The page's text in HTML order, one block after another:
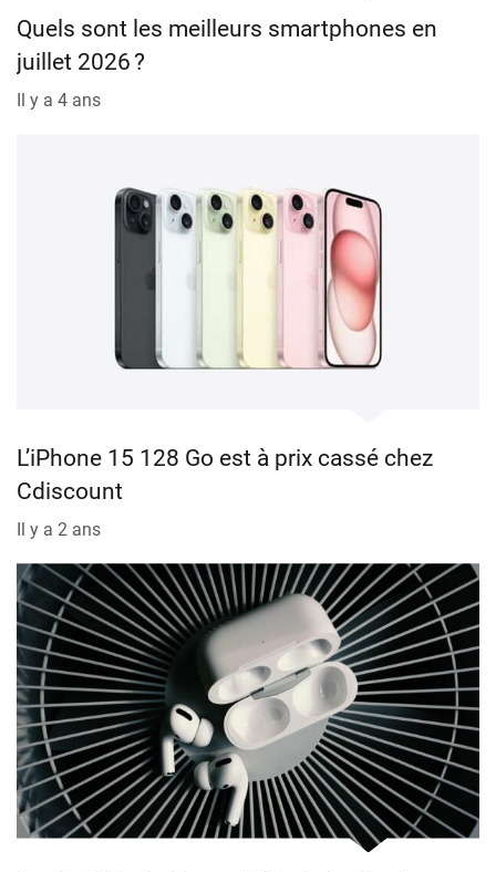
Quels sont les meilleurs smartphones en
juillet 2026 ?
Il y a 4 ans
L’iPhone 15 128 Go est à prix cassé chez
Cdiscount
Il y a 2 ans